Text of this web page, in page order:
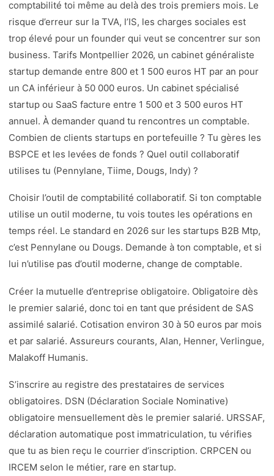
comptabilité toi même au delà des trois premiers mois. Le
risque d’erreur sur la TVA, l’IS, les charges sociales est
trop élevé pour un founder qui veut se concentrer sur son
business. Tarifs Montpellier 2026, un cabinet généraliste
startup demande entre 800 et 1 500 euros HT par an pour
un CA inférieur à 50 000 euros. Un cabinet spécialisé
startup ou SaaS facture entre 1 500 et 3 500 euros HT
annuel. À demander quand tu rencontres un comptable.
Combien de clients startups en portefeuille ? Tu gères les
BSPCE et les levées de fonds ? Quel outil collaboratif
utilises tu (Pennylane, Tiime, Dougs, Indy) ?
Choisir l’outil de comptabilité collaboratif. Si ton comptable
utilise un outil moderne, tu vois toutes les opérations en
temps réel. Le standard en 2026 sur les startups B2B Mtp,
c’est Pennylane ou Dougs. Demande à ton comptable, et si
lui n’utilise pas d’outil moderne, change de comptable.
Créer la mutuelle d’entreprise obligatoire. Obligatoire dès
le premier salarié, donc toi en tant que président de SAS
assimilé salarié. Cotisation environ 30 à 50 euros par mois
et par salarié. Assureurs courants, Alan, Henner, Verlingue,
Malakoff Humanis.
S’inscrire au registre des prestataires de services
obligatoires. DSN (Déclaration Sociale Nominative)
obligatoire mensuellement dès le premier salarié. URSSAF,
déclaration automatique post immatriculation, tu vérifies
que tu as bien reçu le courrier d’inscription. CRPCEN ou
IRCEM selon le métier, rare en startup.